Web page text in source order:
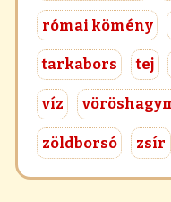
római kömény
tarkabors tej
víz
zöldborsó zsír